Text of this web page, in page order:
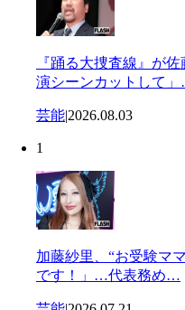
『踊る大捜査線』が
演シーンカットして
芸能|2026.08.03
1
加藤紗里、“お受験マ
です！」…代表務め…